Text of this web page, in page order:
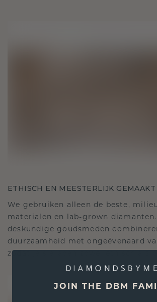
ETHISCH EN MEESTERLIJK GEMAAKT
We gebruiken alleen de beste,
materialen en lab-grown diamanten.
deskundige goudsmeden
duurzaamheid met ongeëvenaard
zodat je sieraden zowel ethisch als
JOIN THE DBM